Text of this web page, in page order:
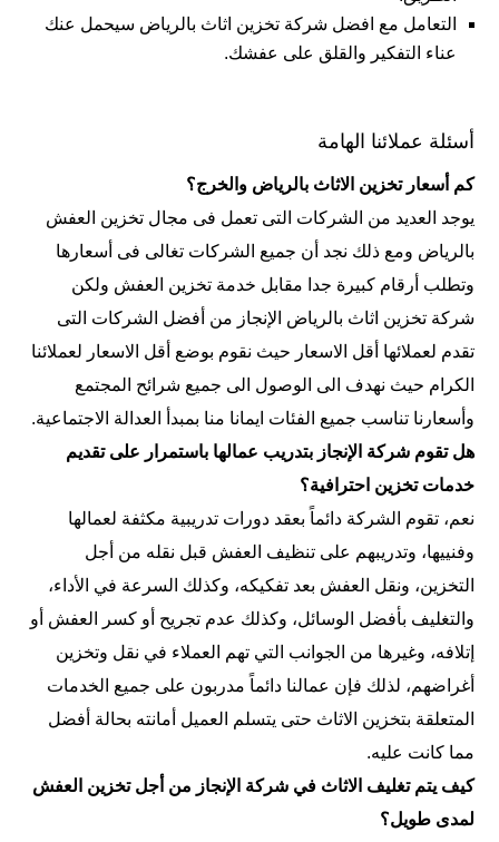
التعامل مع افضل شركة تخزين اثاث بالرياض سيحمل عنك
عناء التفكير والقلق على عفشك.
أسئلة عملائنا الهامة
كم أسعار تخزين الاثاث بالرياض والخرج؟
يوجد العديد من الشركات التى تعمل فى مجال تخزين العفش
بالرياض ومع ذلك نجد أن جميع الشركات تغالى فى أسعارها
وتطلب أرقام كبيرة جدا مقابل خدمة تخزين العفش ولكن
شركة تخزين اثاث بالرياض الإنجاز من أفضل الشركات التى
تقدم لعملائها أقل الاسعار حيث نقوم بوضع أقل الاسعار لعملائنا
الكرام حيث نهدف الى الوصول الى جميع شرائح المجتمع
وأسعارنا تناسب جميع الفئات ايمانا منا بمبدأ العدالة الاجتماعية.
هل تقوم شركة الإنجاز بتدريب عمالها باستمرار على تقديم
خدمات تخزين احترافية؟
نعم، تقوم الشركة دائماً بعقد دورات تدريبية مكثفة لعمالها
وفنييها، وتدريبهم على تنظيف العفش قبل نقله من أجل
التخزين، ونقل العفش بعد تفكيكه، وكذلك السرعة في الأداء،
والتغليف بأفضل الوسائل، وكذلك عدم تجريح أو كسر العفش أو
إتلافه، وغيرها من الجوانب التي تهم العملاء في نقل وتخزين
أغراضهم، لذلك فإن عمالنا دائماً مدربون على جميع الخدمات
المتعلقة بتخزين الاثاث حتى يتسلم العميل أمانته بحالة أفضل
مما كانت عليه.
كيف يتم تغليف الاثاث في شركة الإنجاز من أجل تخزين العفش
لمدى طويل؟